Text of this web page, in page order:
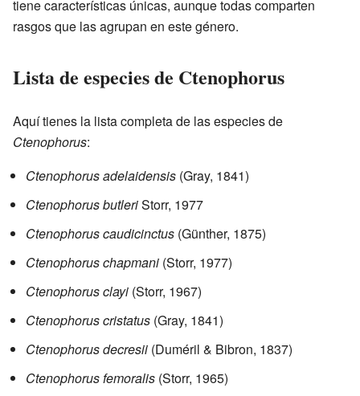
tiene características únicas, aunque todas comparten
rasgos que las agrupan en este género.
Lista de especies de Ctenophorus
Aquí tienes la lista completa de las especies de
Ctenophorus:
Ctenophorus adelaidensis (Gray, 1841)
Ctenophorus butleriStorr, 1977
Ctenophorus caudicinctus (Günther, 1875)
Ctenophorus chapmani (Storr, 1977)
Ctenophorus clayi (Storr, 1967)
Ctenophorus cristatus (Gray, 1841)
Ctenophorus decresii (Duméril & Bibron, 1837)
Ctenophorus femoralis (Storr, 1965)